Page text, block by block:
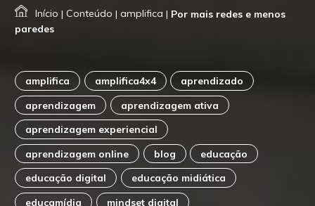
Início | Conteúdo | amplifica | Por mais redes e menos
paredes
amplifica amplifica4x4
aprendizado
aprendizagem
aprendizagem ativa
aprendizagem experiencial
aprendizagem online
blog
educação
educação digital
educação midiática
educamídia
mindset digital